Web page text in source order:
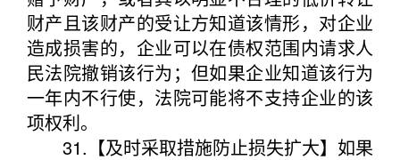
财产且该财产的受让方知道该情形，对企业
造成损害的，企业可以在债权范围内请求人
民法院撤销该行为；但如果企业知道该行为
一年内不行使，法院可能将不支持企业的该
项权利。
31.【及时采取措施防止损失扩大】如果